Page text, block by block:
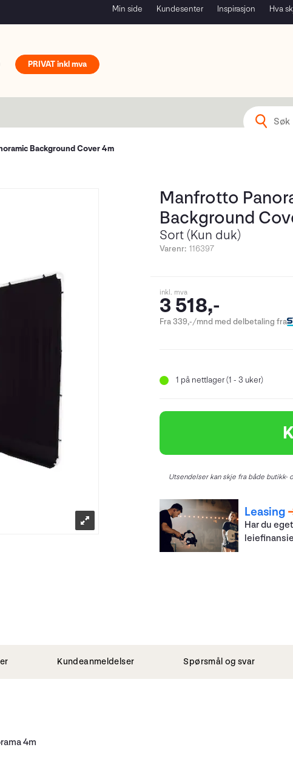
Min side Kundesenter Inspirasjon Hva
PRIVAT
Background Cover 4m
Manfrotto
Background
Sort (Kun duk)
Varenr: 116397
inkl. mva
3 518,-
Fra 339,-/mnd med delbetaling fra
1 på nettlager (1 - 3 uker)
Utsendelser kan skje fra både butikk-
Leasing
Har du
Kundeanmeldelser Spørsmål og svar
4m